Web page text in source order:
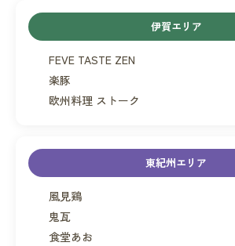
伊賀エリア
FEVE TASTE ZEN
楽豚
欧州料理 ストーク
東紀州エリア
風見鶏
鬼瓦
食堂あお